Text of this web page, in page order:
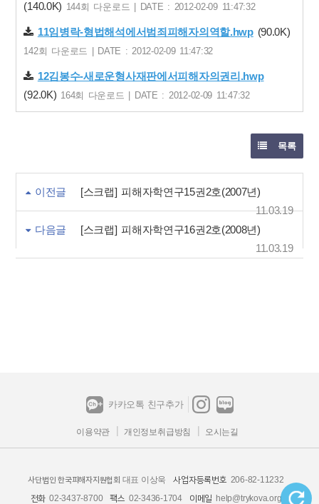
(140.0K) 144회 다운로드 | DATE : 2012-02-09 11:47:32
11임병락-형법해석에서범죄피해자의역할.hwp(90.0K)
142회 다운로드 | DATE : 2012-02-09 11:47:32
12김봉수-새로운형사재판에서피해자의권리.hwp
(92.0K) 164회 다운로드 | DATE : 2012-02-09 11:47:32
목록
이전글
[스크랩] 피해자학연구15권2호(2007년)
11.03.19
다음글
[스크랩] 피해자학연구16권2호(2008년)
11.03.19
카카오톡 친구추가
이용약관 개인정보취급방침 오시는길
사단법인 한국피해자지원협회 대표 이상욱 사업자등록번호 206-82-11232
전화 02-3437-8700 팩스 02-3436-1704 이메일 help@trykova.org